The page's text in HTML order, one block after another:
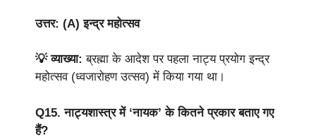
उत्तर: (A) इन्द्र महोत्सव
💡 व्याख्या:ब्रह्मा के आदेश पर पहला नाट्य प्रयोग इन्द्र
महोत्सव (ध्वजारोहण उत्सव) में किया गया था।
Q15.नाट्यशास्त्र में ‘नायक’ के कितने प्रकार बताए गए
हैं?